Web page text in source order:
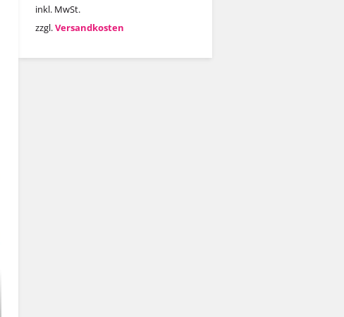
inkl. MwSt.
zzgl.Versandkosten